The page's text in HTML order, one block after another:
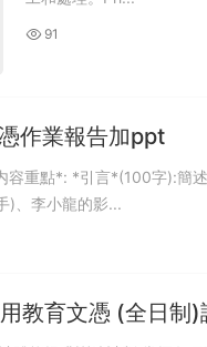
91
作業報告加ppt
容重點*: *引言*(100字):簡
)、李小龍的影...
教育文憑 (全日制)